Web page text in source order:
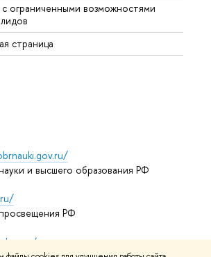
ограниченными возможностями
страница
и высшего образования РФ
РФ
mooc